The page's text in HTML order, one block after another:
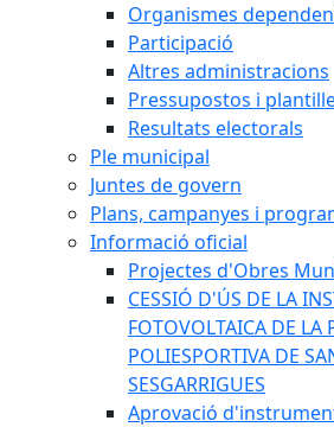
Organismes
Participació
Altres administracions
Pressupostos i
Resultats electorals
Ple municipal
Juntes de govern
Plans, campanyes i
Informació oficial
Projectes d'Obres
CESSIÓ D'ÚS DE LA
FOTOVOLTAICA DE LA
POLIESPORTIVA DE
SESGARRIGUES
Aprovació